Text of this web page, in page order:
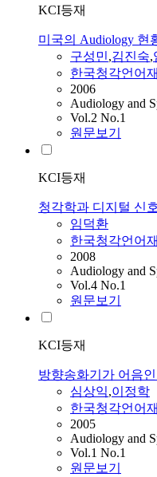
KCI등재
미국의 Audiology 현
구성민,김진숙,
한국청각언어
2006
Audiology and
Vol.2 No.1
원문보기
KCI등재
청각학과 디지털 신
임덕환
한국청각언어
2008
Audiology and
Vol.4 No.1
원문보기
KCI등재
방향송화기가 어음
심상익,이정학
한국청각언어
2005
Audiology and
Vol.1 No.1
원문보기